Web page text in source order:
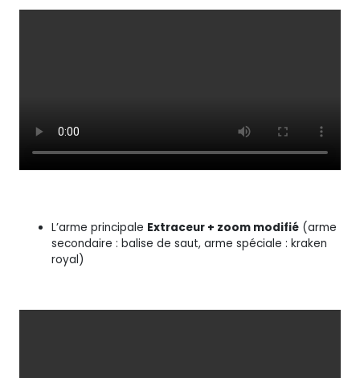
L’arme principale Extraceur + zoom modifié (arme
secondaire : balise de saut, arme spéciale : kraken
royal)